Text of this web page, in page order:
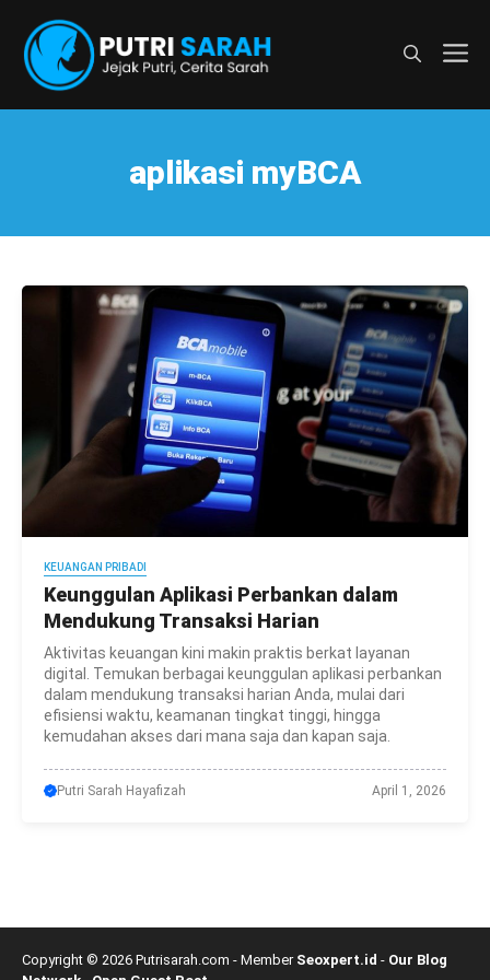
aplikasi myBCA
KEUANGAN PRIBADI
Keunggulan Aplikasi Perbankan dalam
Mendukung Transaksi Harian
Aktivitas keuangan kini makin praktis berkat layanan
digital. Temukan berbagai keunggulan aplikasi perbankan
dalam mendukung transaksi harian Anda, mulai dari
efisiensi waktu, keamanan tingkat tinggi, hingga
kemudahan akses dari mana saja dan kapan saja.
Putri Sarah Hayafizah April 1, 2026
Copyright © 2026 Putrisarah.com - Member Seoxpert.id - Our Blog